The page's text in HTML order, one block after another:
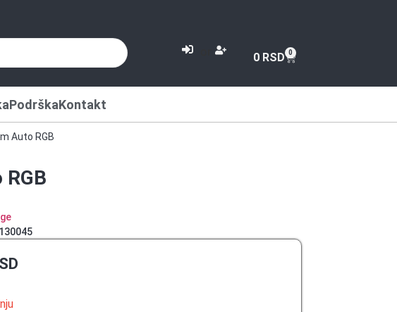
0 RSD 0
PodrškaKontakt
Auto RGB